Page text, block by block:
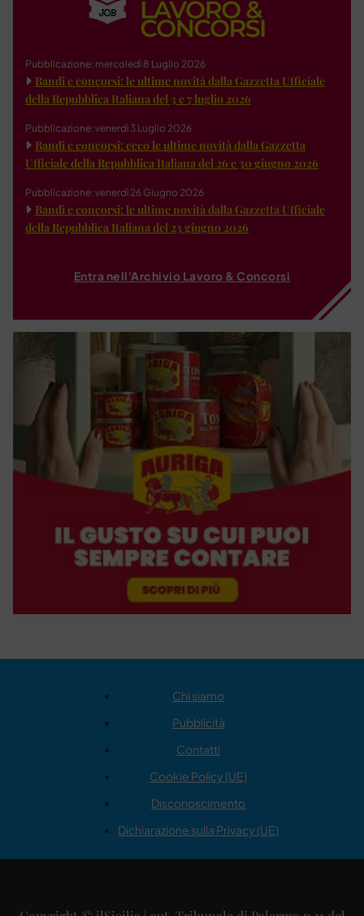
Pubblicazione: mercoledì 8 Luglio 2026
Bandi e concorsi: le ultime novità dalla Gazzetta Ufficiale
della Repubblica Italiana del 3 e 7 luglio 2026
Pubblicazione: venerdì 3 Luglio 2026
Bandi e concorsi: ecco le ultime novità dalla Gazzetta
Ufficiale della Repubblica Italiana del 26 e 30 giugno 2026
Pubblicazione: venerdì 26 Giugno 2026
Bandi e concorsi: le ultime novità dalla Gazzetta Ufficiale
della Repubblica Italiana del 23 giugno 2026
Entra nell'Archivio Lavoro & Concorsi
Chi siamo
Pubblicità
Contatti
Cookie Policy (UE)
Disconoscimento
Dichiarazione sulla Privacy (UE)